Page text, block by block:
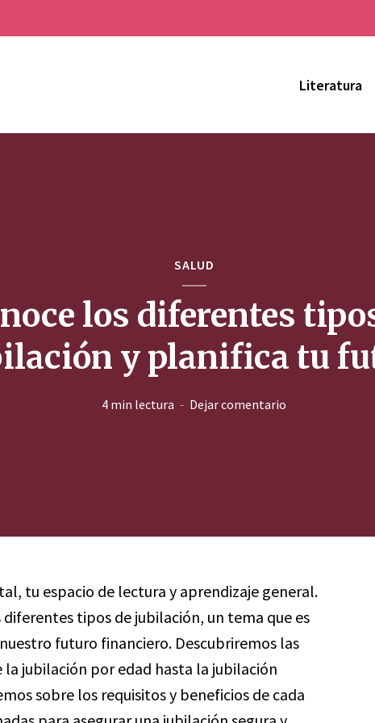
Literatura
SALUD
los diferentes
y planifica tu
4 min lectura Dejar comentario
tu espacio de lectura y aprendizaje general.
tipos de jubilación, un tema que es
futuro financiero. Descubriremos las
jubilación por edad hasta la jubilación
sobre los requisitos y beneficios de cada